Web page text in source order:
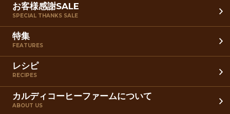
お客様感謝SALE
SPECIAL THANKS SALE
特集
FEATURES
レシピ
RECIPES
カルディコーヒーファームについて
ABOUT US